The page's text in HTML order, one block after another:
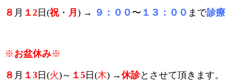
８ 月 １2日(祝・ 月 ) → ９：００ 〜 １３：００ まで診療
※お盆休み※
８ 月 １3日(火)～ １5日(木) →休診とさせて頂きます。